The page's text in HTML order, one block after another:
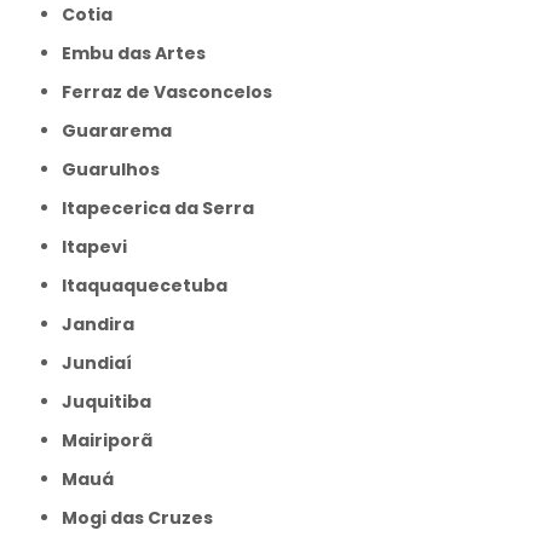
Cotia
Embu das Artes
Ferraz de Vasconcelos
Guararema
Guarulhos
Itapecerica da Serra
Itapevi
Itaquaquecetuba
Jandira
Jundiaí
Juquitiba
Mairiporã
Mauá
Mogi das Cruzes